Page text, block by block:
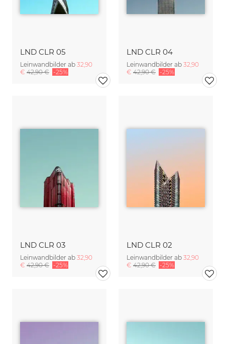
LND CLR 05
Leinwandbilder ab 32,90
€ 42,90 € -25%
LND CLR 04
Leinwandbilder ab 32,90
€ 42,90 € -25%
LND CLR 03
Leinwandbilder ab 32,90
€ 42,90 € -25%
LND CLR 02
Leinwandbilder ab 32,90
€ 42,90 € -25%